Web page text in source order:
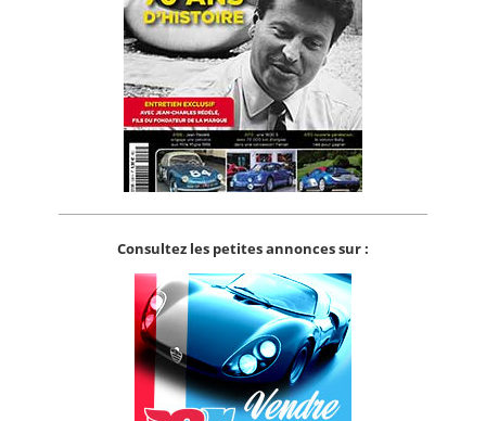
Consultez les petites annonces sur :